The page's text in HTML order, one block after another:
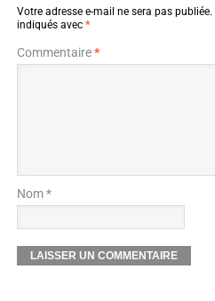
Votre adresse e-mail ne sera pas publiée.
indiqués avec *
Commentaire*
Nom *